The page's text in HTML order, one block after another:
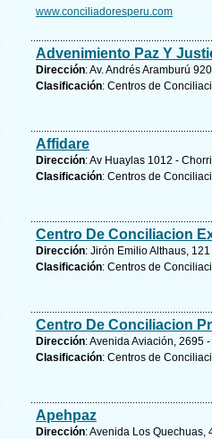
www.conciliadoresperu.com
Advenimiento Paz Y
Dirección: Av. Andrés Aramburú
Clasificación: Centros de
Affidare
Dirección: Av Huaylas 1012 -
Clasificación: Centros de
Centro De Conciliacion
Dirección: Jirón Emilio Althaus,
Clasificación: Centros de
Centro De Conciliacion
Dirección: Avenida Aviación, 2695
Clasificación: Centros de
Apehpaz
Dirección: Avenida Los Quechuas,